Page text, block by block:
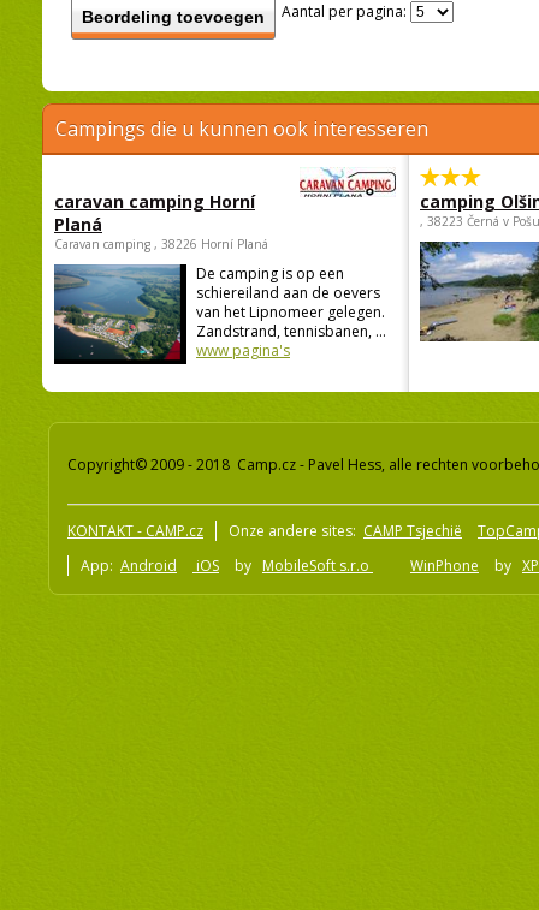
Beordeling toevoegen Aantal per pagina:
Campings die u kunnen ook interesseren
caravan camping Horní
Planá
Caravan camping , 38226 Horní Planá
De camping is op een
schiereiland aan de oevers
van het Lipnomeer gelegen.
Zandstrand, tennisbanen, ...
www pagina's
camping
, 38223 Černá v
Copyright© 2009 - 2018 Camp.cz - Pavel Hess, alle rechten
KONTAKT - CAMP.cz Onze andere sites: CAMP Tsjechië
App: Android iOS by MobileSoft s.r.o WinPhone by